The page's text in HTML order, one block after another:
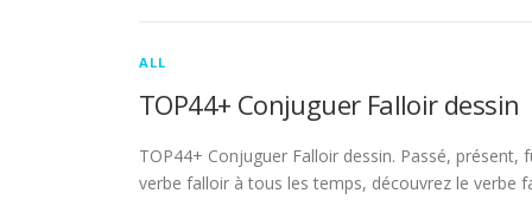
ALL
TOP44+ Conjuguer Falloir dessin
TOP44+ Conjuguer Falloir dessin. Passé,
verbe falloir à tous les temps, découvrez le verbe